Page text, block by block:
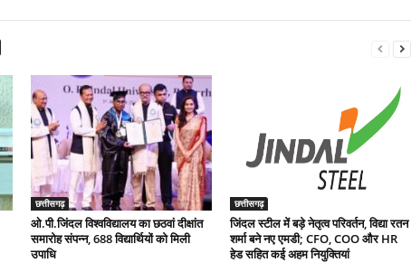
छत्तीसगढ़
ओ.पी.जिंदल विश्वविद्यालय का छठवां दीक्षांत
समारोह संपन्न, 688 विद्यार्थियों को मिली
उपाधि
छत्तीसगढ़
जिंदल स्टील में बड़े नेतृत्व परिवर्तन, विद्या रतन
शर्मा बने नए एमडी; CFO, COO और HR
हेड सहित कई अहम नियुक्तियां